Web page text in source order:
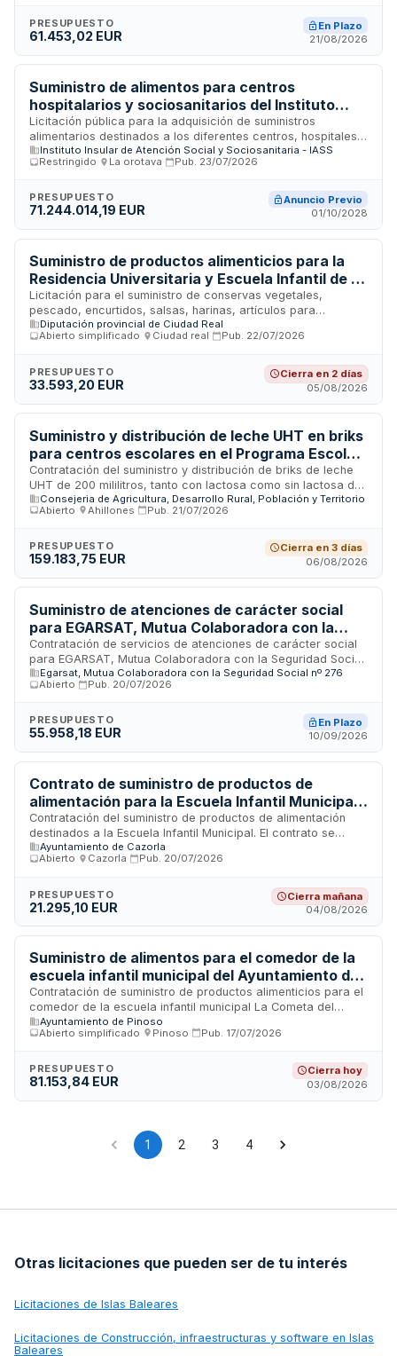
Gerencia del Área de Atención Integrada de Guadalajara
busca proveedores capaces de garantizar el abastecimiento
almacén para garantizar la correcta alimentación de
pacientes y personal del hospital.
PRESUPUESTO
61.453,02 EUR
En Plazo
21/08/2026
Suministro de alimentos para centros
hospitalarios y sociosanitarios del Instituto
Insular de Atención Social de Tenerife
Licitación pública para la adquisición de suministros
alimentarios destinados a los diferentes centros, hospitales y
unidades del Instituto Insular de Atención Social y
Sociosanitaria de Tenerife. El objeto incluye la provisión de
pacientes y usuarios atendidos en las diferentes
instalaciones del organismo. La contratación busca asegurar
alimentarios para los servicios de catering y alimentación
institucional.
Instituto Insular de Atención Social y Sociosanitaria - IASS
Restringido
La orotava Pub. 23/07/2026
PRESUPUESTO
71.244.014,19 EUR
Anuncio Previo
01/10/2028
Suministro de productos alimenticios para la
Residencia Universitaria y Escuela Infantil de la
Diputación de Córdoba
Licitación para el suministro de conservas vegetales,
pescado, encurtidos, salsas, harinas, artículos para
desayunos, pastas alimenticias, legumbres, arroz,
sazonadores, especias y bebidas destinados a los servicios
Diputación Provincial de Córdoba. El contrato tiene una
duración estimada de un año y se ejecutará conforme a las
parciales en función de la demanda y requerirán
conformidad previa de la Diputación para su abono.
Diputación provincial de Ciudad Real
Abierto simplificado
Ciudad real Pub. 22/07/2026
PRESUPUESTO
33.593,20 EUR
Cierra en 2 días
05/08/2026
Suministro y distribución de leche UHT en briks
para centros escolares en el Programa Escolar
de Consumo de Frutas, Hortalizas y Leche de la
Unión Europea
Contratación del suministro y distribución de briks de leche
UHT de 200 mililitros, tanto con lactosa como sin lactosa de
origen bovino, destinados al alumnado de centros educativos
participantes en el Programa Escolar de Consumo de Frutas,
2026/2027. El contrato se rige por la Ley de Contratos del
Sector Público y está sujeto a los controles de la Comisión
Consejeria de Agricultura, Desarrollo Rural, Población y Territorio
Abierto
Ahillones Pub. 21/07/2026
PRESUPUESTO
159.183,75 EUR
Cierra en 3 días
06/08/2026
Suministro de atenciones de carácter social
para EGARSAT, Mutua Colaboradora con la
Seguridad Social
Contratación de servicios de atenciones de carácter social
para EGARSAT, Mutua Colaboradora con la Seguridad Social
número 276. El procedimiento se rige por la Ley 9/2017 de
Contratos del Sector Público. La adjudicación se efectuará
licitadora, con intervención de Mesa de Contratación
designada al efecto. El contrato incluye causas específicas
contempla subrogación de personal.
Egarsat, Mutua Colaboradora con la Seguridad Social nº 276
Abierto
Pub. 20/07/2026
PRESUPUESTO
55.958,18 EUR
En Plazo
10/09/2026
Contrato de suministro de productos de
alimentación para la Escuela Infantil Municipal
de Cazorla
Contratación del suministro de productos de alimentación
destinados a la Escuela Infantil Municipal. El contrato se
divide en seis lotes independientes que incluyen agua y
bebidas, carnes y embutidos, frutas y hortalizas, productos
debe realizar el transporte hasta el centro de recepción en
vehículo adecuado sin coste adicional para el Ayuntamiento
de Cazorla. Las cantidades indicadas son estimativas del
consumo anual, sin obligación de adquisición de la totalidad.
Ayuntamiento de Cazorla
Abierto
Cazorla Pub. 20/07/2026
PRESUPUESTO
21.295,10 EUR
Cierra mañana
04/08/2026
Suministro de alimentos para el comedor de la
escuela infantil municipal del Ayuntamiento de
Pinoso
Contratación de suministro de productos alimenticios para el
comedor de la escuela infantil municipal La Cometa del
Ayuntamiento de Pinoso. El suministro comprende cuatro
lotes: productos cárnicos, pescado y derivados, frutas y
pasta, arroz, legumbres y conservas. El servicio es esencial
para el funcionamiento del comedor escolar y la conciliación
Ayuntamiento de Pinoso
Abierto simplificado
Pinoso Pub. 17/07/2026
PRESUPUESTO
81.153,84 EUR
Cierra hoy
03/08/2026
1 2 3 4
Otras licitaciones que pueden ser de tu interés
Licitaciones de Islas Baleares
Licitaciones de Construcción, infraestructuras y software en Islas
Baleares